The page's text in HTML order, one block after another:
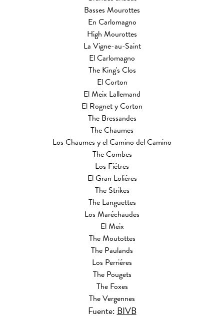
Basses Mourottes
En Carlomagno
High Mourottes
La Vigne-au-Saint
El Carlomagno
The King's Clos
El Corton
El Meix Lallemand
El Rognet y Corton
The Bressandes
The Chaumes
Los Chaumes y el Camino del Camino
The Combes
Los Fiétres
El Gran Loliéres
The Strikes
The Languettes
Los Maréchaudes
El Meix
The Moutottes
The Paulands
Los Perriéres
The Pougets
The Foxes
The Vergennes
Fuente:BIVB